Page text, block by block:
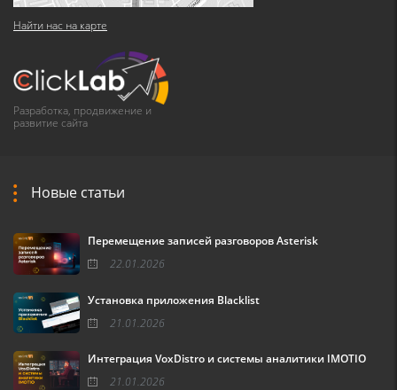
Найти нас на карте
Разработка, продвижение и
развитие сайта
Новые статьи
Перемещение записей разговоров Asterisk
22.01.2026
Установка приложения Blacklist
21.01.2026
Интеграция VoxDistro и системы аналитики IMOTIO
21.01.2026